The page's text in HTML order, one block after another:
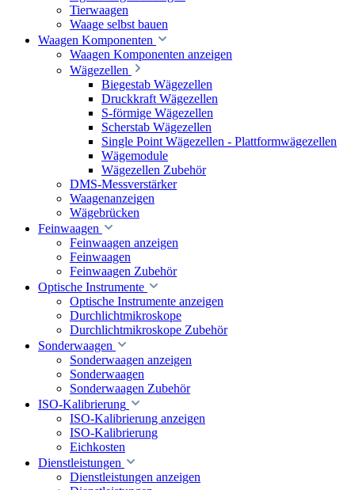
Tierwaagen
Waage selbst bauen
Waagen Komponenten
Waagen Komponenten anzeigen
Wägezellen
Biegestab Wägezellen
Druckkraft Wägezellen
S-förmige Wägezellen
Scherstab Wägezellen
Single Point Wägezellen - Plattformwägezellen
Wägemodule
Wägezellen Zubehör
DMS-Messverstärker
Waagenanzeigen
Wägebrücken
Feinwaagen
Feinwaagen anzeigen
Feinwaagen
Feinwaagen Zubehör
Optische Instrumente
Optische Instrumente anzeigen
Durchlichtmikroskope
Durchlichtmikroskope Zubehör
Sonderwaagen
Sonderwaagen anzeigen
Sonderwaagen
Sonderwaagen Zubehör
ISO-Kalibrierung
ISO-Kalibrierung anzeigen
ISO-Kalibrierung
Eichkosten
Dienstleistungen
Dienstleistungen anzeigen